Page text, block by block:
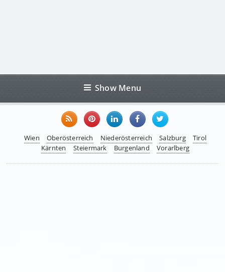
Show Menu
Wien Oberösterreich Niederösterreich Salzburg
Tirol
Kärnten
Steiermark Burgenland Vorarlberg